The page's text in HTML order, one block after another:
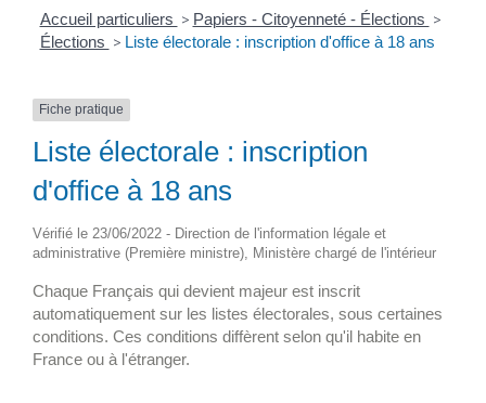
Accueil particuliers > Papiers - Citoyenneté - Élections >
Élections > Liste électorale : inscription d'office à 18 ans
Fiche pratique
Liste électorale : inscription
d'office à 18 ans
Vérifié le 23/06/2022 - Direction de l'information légale et
administrative (Première ministre), Ministère chargé de l'intérieur
Chaque Français qui devient majeur est inscrit
automatiquement sur les listes électorales, sous certaines
conditions. Ces conditions diffèrent selon qu'il habite en
France ou à l'étranger.